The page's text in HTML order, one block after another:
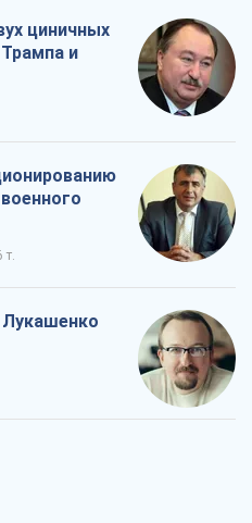
циничных
и
т.
Лукашенко